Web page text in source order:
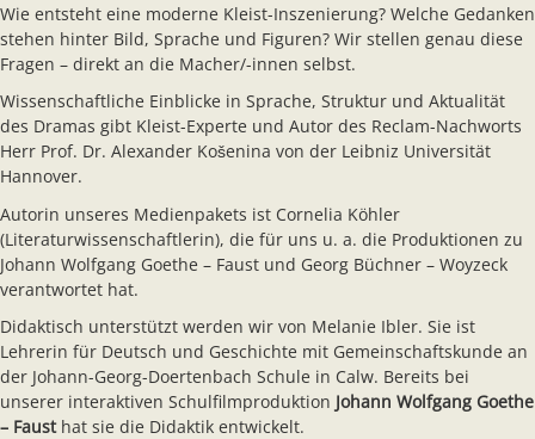
Wie entsteht eine moderne Kleist-Inszenierung? Welche Gedanken
stehen hinter Bild, Sprache und Figuren? Wir stellen genau diese
Fragen – direkt an die Macher/-innen selbst.
Wissenschaftliche Einblicke in Sprache, Struktur und Aktualität
des Dramas gibt Kleist-Experte und Autor des Reclam-Nachworts
Herr Prof. Dr. Alexander Košenina von der Leibniz Universität
Hannover.
Autorin unseres Medienpakets ist Cornelia Köhler
(Literaturwissenschaftlerin), die für uns u. a. die Produktionen zu
Johann Wolfgang Goethe – Faust und Georg Büchner – Woyzeck
verantwortet hat.
Didaktisch unterstützt werden wir von Melanie Ibler. Sie ist
Lehrerin für Deutsch und Geschichte mit Gemeinschaftskunde an
der Johann-Georg-Doertenbach Schule in Calw. Bereits bei
unserer interaktiven Schulfilmproduktion Johann Wolfgang Goethe
– Fausthat sie die Didaktik entwickelt.